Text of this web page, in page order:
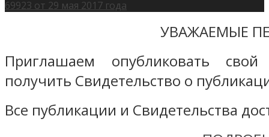
69923 от 29 мая 2017 года
УВАЖАЕМЫЕ
Приглашаем опубликовать
получить Свидетельство о
Все публикации и Свидетельства